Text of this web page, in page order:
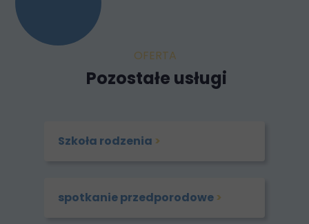
OFERTA
Pozostałe usługi
Szkoła rodzenia >
spotkanie przedporodowe >